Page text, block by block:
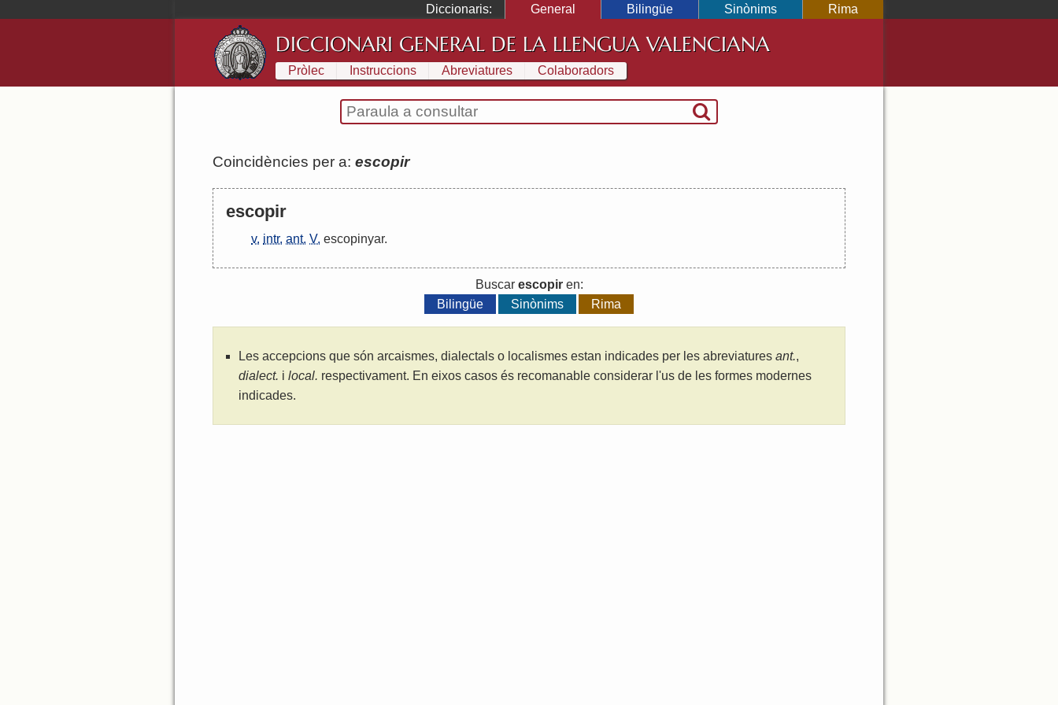
Diccionaris: General Bilingüe Sinònims Rima
DICCIONARI GENERAL DE LA LLENGUA VALENCIANA
Pròlec Instruccions Abreviatures Colaboradors
Coincidències per a: escopir
escopir
v. intr. ant. V. escopinyar.
Buscar escopiren:
Bilingüe
Sinònims Rima
Les accepcions que són arcaismes, dialectals o localismes estan indicades per les abreviatures ant.,
dialect. i local. respectivament. En eixos casos és recomanable considerar l'us de les formes modernes
indicades.